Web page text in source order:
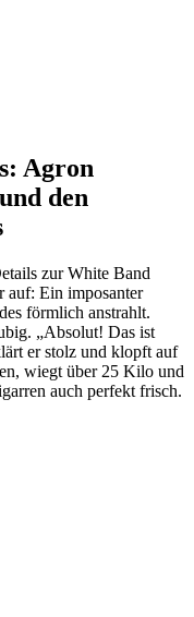
Agron
den
zur White Band
auf: Ein imposanter
förmlich anstrahlt.
„Absolut! Das ist
er stolz und klopft auf
wiegt über 25 Kilo und
auch perfekt frisch.